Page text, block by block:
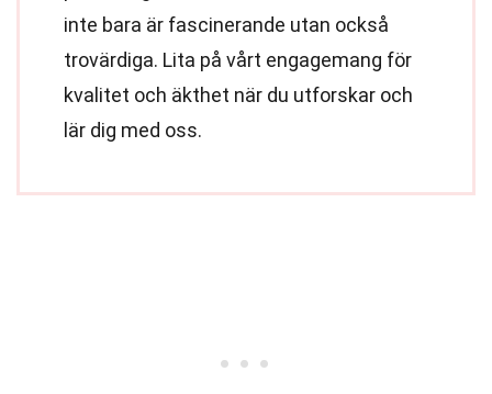
inte bara är fascinerande utan också
trovärdiga. Lita på vårt engagemang för
kvalitet och äkthet när du utforskar och
lär dig med oss.